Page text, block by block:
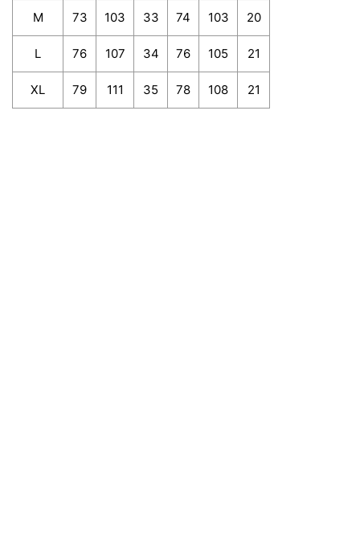
M 73 103 33 74 103 20
L 76 107 34 76 105 21
XL 79 111 35 78 108 21